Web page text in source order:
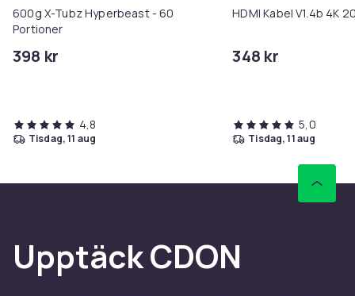
600g X-Tubz Hyperbeast - 60
Portioner
398 kr
4,8
tisdag, 11 aug
HDMI Kabel V1.4b 4K
348 kr
5,0
tisdag, 11 aug
Upptäck CDON